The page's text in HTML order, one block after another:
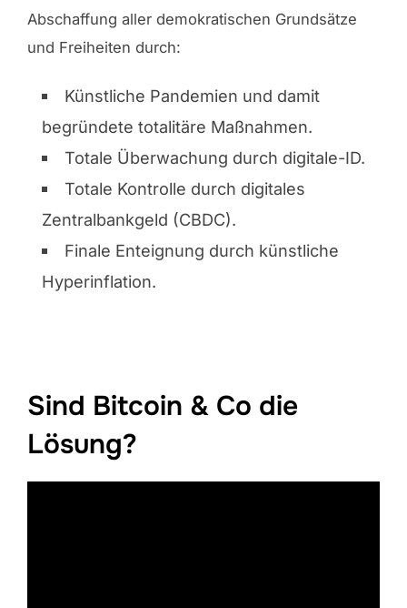
Abschaffung aller demokratischen Grundsätze
und Freiheiten durch:
Künstliche Pandemien und damit
begründete totalitäre Maßnahmen.
Totale Überwachung durch digitale-ID.
Totale Kontrolle durch digitales
Zentralbankgeld (CBDC).
Finale Enteignung durch künstliche
Hyperinflation.
Sind Bitcoin & Co die
Lösung?